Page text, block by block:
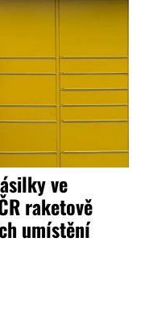
ve
raketově
umístění